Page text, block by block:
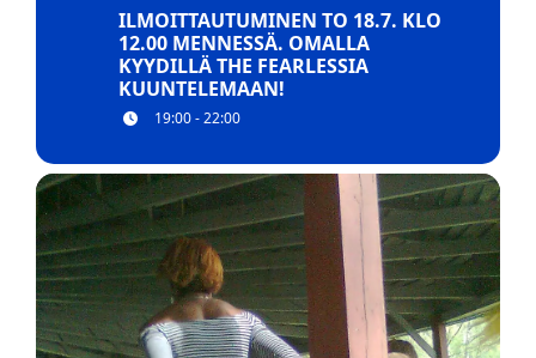
ILMOITTAUTUMINEN TO 18.7. KLO
12.00 MENNESSÄ. OMALLA
KYYDILLÄ THE FEARLESSIA
KUUNTELEMAAN!
19:00 - 22:00